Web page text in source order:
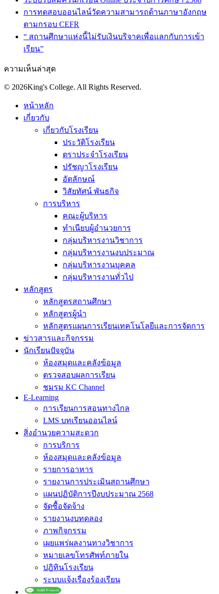
การทดสอบออนไลน์วัดความสามารถด้านภาษาอังกฤษ
ตามกรอบ CEFR
“ สถานศึกษาแห่งนี้ไม่รับเงินบริจาคเพื่อแลกกับการเข้า
เรียน”
ความเห็นล่าสุด
© 2026King's College. All Rights Reserved.
หน้าหลัก
เกี่ยวกับ
เกี่ยวกับโรงเรียน
ประวัติโรงเรียน
ตราประจำโรงเรียน
ปรัชญาโรงเรียน
อัตลักษณ์
วิสัยทัศน์ พันธกิจ
การบริหาร
คณะผู้บริหาร
ทำเนียบผู้อำนวยการ
กลุ่มบริหารงานวิชาการ
กลุ่มบริหารงานงบประมาณ
กลุ่มบริหารงานบุคคล
กลุ่มบริหารงานทั่วไป
หลักสูตร
หลักสูตรสถานศึกษา
หลักสูตรผู้นำ
หลักสูตรแผนการเรียนเทคโนโลยีและการจัดการ
ข่าวสารและกิจกรรม
นักเรียนปัจจุบัน
ห้องสมุดและคลังข้อมูล
ตรวจสอบผลการเรียน
ชมรม KC Channel
E-Learning
การเรียนการสอนทางไกล
LMS บทเรียนออนไลน์
สิ่งอำนวยความสะดวก
การบริการ
ห้องสมุดและคลังข้อมูล
รายการอาหาร
รายงานการประเมินสถานศึกษา
แผนปฏิบัติการปีงบประมาณ 2568
จัดซื้อจัดจ้าง
รายงานงบทดลอง
ภาพกิจกรรม
เผยแพร่ผลงานทางวิชาการ
หมายเลขโทรศัพท์ภายใน
ปฎิทินโรงเรียน
ระบบแจ้งเรื่องร้องเรียน